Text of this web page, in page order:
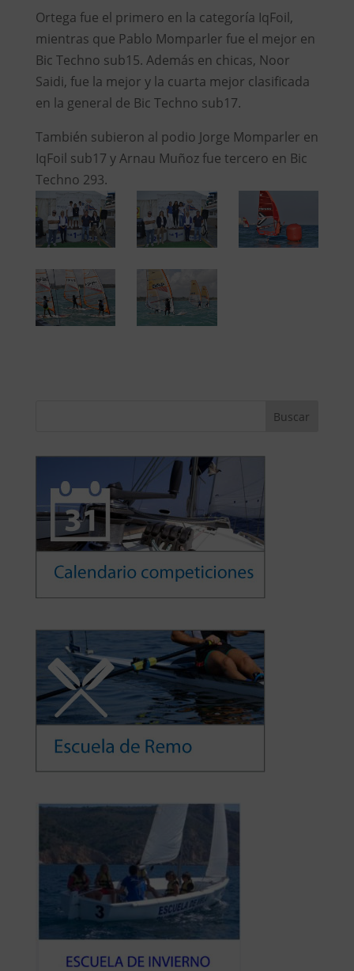
Ortega fue el primero en la categoría IqFoil,
mientras que Pablo Momparler fue el mejor en
Bic Techno sub15. Además en chicas, Noor
Saidi, fue la mejor y la cuarta mejor clasificada
en la general de Bic Techno sub17.
También subieron al podio Jorge Momparler en
IqFoil sub17 y Arnau Muñoz fue tercero en Bic
Techno 293.